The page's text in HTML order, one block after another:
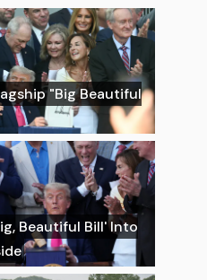
"Big Beautiful
Beautiful Bill' Into